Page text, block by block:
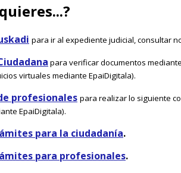
para ir al expediente judicial, consultar
para verificar documentos
virtuales mediante EpaiDigitala).
profesionales para realizar lo siguiente
EpaiDigitala).
para la ciudadanía.
para profesionales.